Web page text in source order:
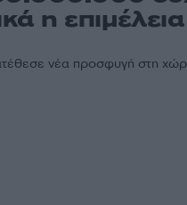
η
νέα προσφυγή στη